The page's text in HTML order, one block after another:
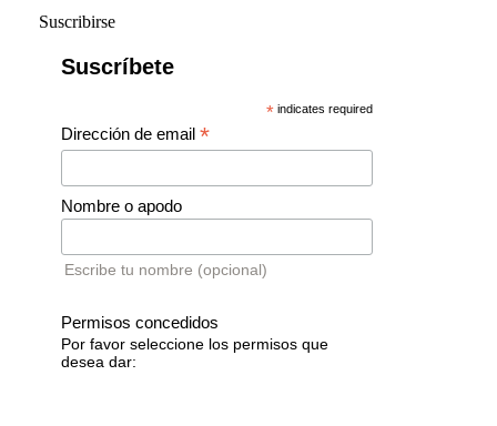
Suscribirse
Suscríbete
* indicates required
Dirección de email *
Nombre o apodo
Escribe tu nombre (opcional)
Permisos concedidos
Por favor seleccione los permisos que
desea dar: